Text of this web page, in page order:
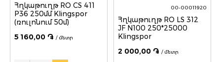
Հղկաթուղթ RO CS 411
P36 250մմ Klingspor
(ռուլոնում 50մ)
5 160,00 ֏ / մետր
00-00011920
Հղկաթուղթ RO LS 312
JF N100 250*25000
Klingspor
2 000,00 ֏ / մետր